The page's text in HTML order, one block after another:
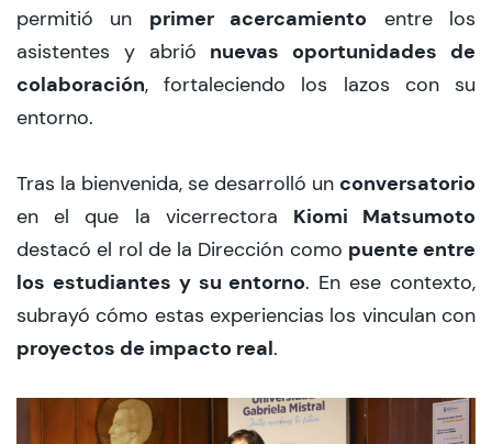
permitió un primer acercamiento entre los
asistentes y abrió nuevas oportunidades de
colaboración, fortaleciendo los lazos con su
entorno.
Tras la bienvenida, se desarrolló un conversatorio
en el que la vicerrectora Kiomi Matsumoto
destacó el rol de la Dirección como puente entre
los estudiantes y su entorno. En ese contexto,
subrayó cómo estas experiencias los vinculan con
proyectos de impacto real.